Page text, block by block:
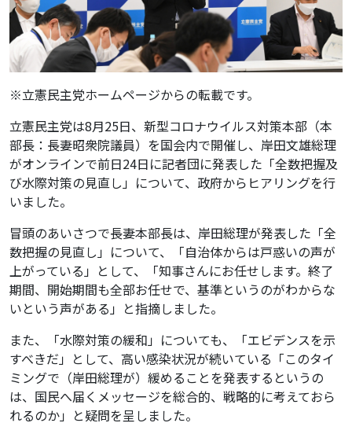
※立憲民主党ホームページからの転載です。
立憲民主党は8月25日、新型コロナウイルス対策本部（本
部長：長妻昭衆院議員）を国会内で開催し、岸田文雄総理
がオンラインで前日24日に記者団に発表した「全数把握及
び水際対策の見直し」について、政府からヒアリングを行
いました。
冒頭のあいさつで長妻本部長は、岸田総理が発表した「全
数把握の見直し」について、「自治体からは戸惑いの声が
上がっている」として、「知事さんにお任せします。終了
期間、開始期間も全部お任せで、基準というのがわからな
いという声がある」と指摘しました。
また、「水際対策の緩和」についても、「エビデンスを示
すべきだ」として、高い感染状況が続いている「このタイ
ミングで（岸田総理が）緩めることを発表するというの
は、国民へ届くメッセージを総合的、戦略的に考えておら
れるのか」と疑問を呈しました。